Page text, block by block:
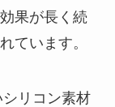
果が長く続
ています。
リコン素材